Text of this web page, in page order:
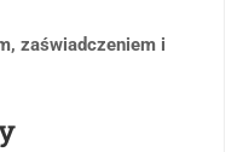
zaświadczeniem i